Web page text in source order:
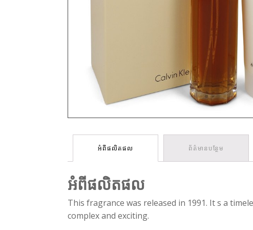
អំពីផលិតផល ព័ត៌មានបន្ថែម
អំពីផលិតផល
This fragrance was released in 1991. It s a
complex and exciting.